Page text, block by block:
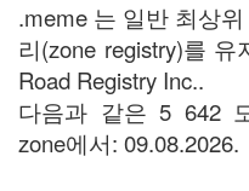
.meme 는 일반 최상
리(zone registry)를 유
Road Registry Inc..
다음과 같은 5 642
zone에서: 09.08.2026.